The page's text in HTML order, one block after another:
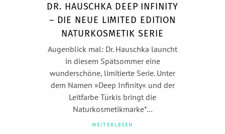
DR. HAUSCHKA DEEP INFINITY
– DIE NEUE LIMITED EDITION
NATURKOSMETIK SERIE
Augenblick mal: Dr. Hauschka launcht
in diesem Spätsommer eine
wunderschöne, limitierte Serie. Unter
dem Namen »Deep Infinity« und der
Leitfarbe Türkis bringt die
Naturkosmetikmarke*…
WEITERLESEN